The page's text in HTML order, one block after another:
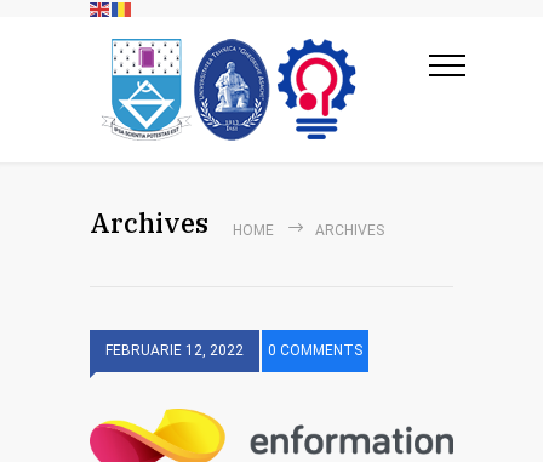
Archives HOME ARCHIVES
FEBRUARIE 12, 2022 0 COMMENTS